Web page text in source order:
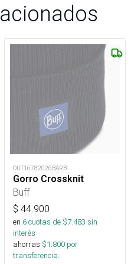
OUT16782026BARB
Gorro Crossknit
Buff
$ 44.900
en 6cuotas de $7.483 sin
interés
ahorras $1.800 por
transferencia.